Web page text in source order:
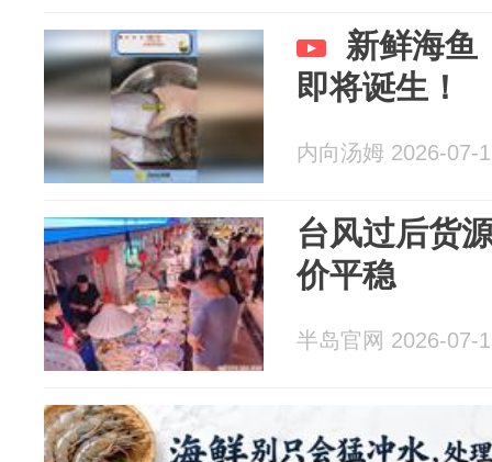
新鲜海鱼
即将诞生！
内向汤姆 2026-07-
台风过后货
价平稳
半岛官网 2026-07-